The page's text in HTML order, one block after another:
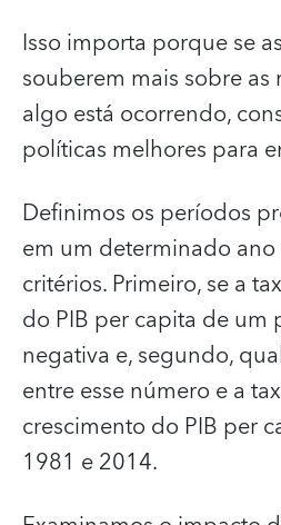
Isso importa porque se
souberem mais sobre as
algo está ocorrendo,
políticas melhores para
Definimos os períodos
em um determinado
critérios. Primeiro, se a
do PIB per capita de um
negativa e, segundo,
entre esse número e a
crescimento do PIB per
1981 e 2014.